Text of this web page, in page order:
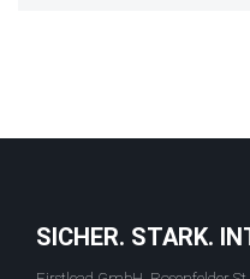
SICHER. STARK.